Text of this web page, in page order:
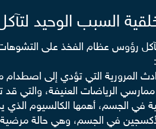
السبب الوحيد
رؤوس عظام الفخذ على
المرورية التي تؤدي إلى
ممارسي الرياضات العنيفة،
الجسم، أهمها الكالسيوم الذي
في الجسم، وهي حالة